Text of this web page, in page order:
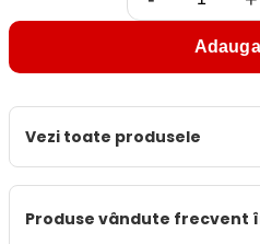
Vezi toate produsele
Produse vândute frecvent